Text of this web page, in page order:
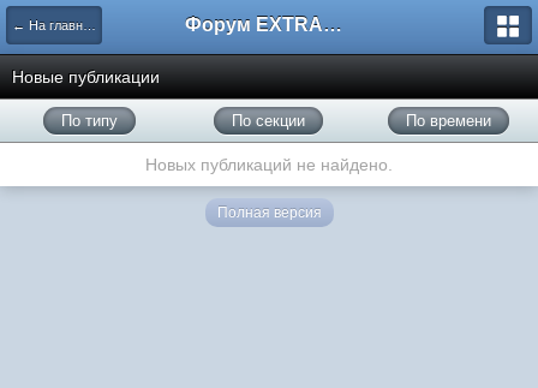
← На главную Форум EXTRACTOR.ru
Новые публикации
По типу По секции По времени
Новых публикаций не найдено.
Полная версия